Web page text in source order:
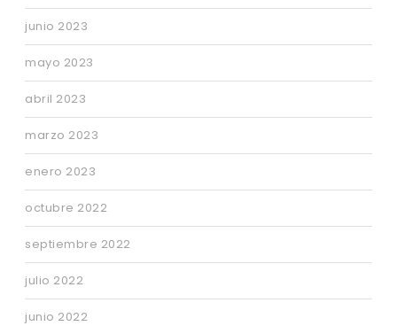
junio 2023
mayo 2023
abril 2023
marzo 2023
enero 2023
octubre 2022
septiembre 2022
julio 2022
junio 2022